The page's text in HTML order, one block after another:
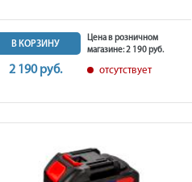
В КОРЗИНУ
2 190 руб.
Цена в розничном
магазине: 2 190 руб.
отсутствует